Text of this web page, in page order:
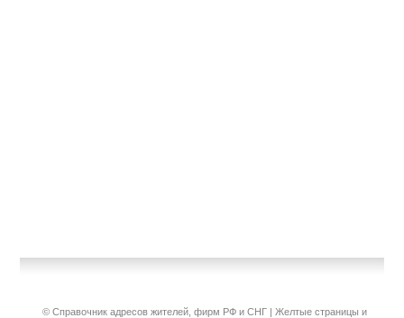
© Справочник адресов жителей, фирм РФ и СНГ | Желтые страницы и